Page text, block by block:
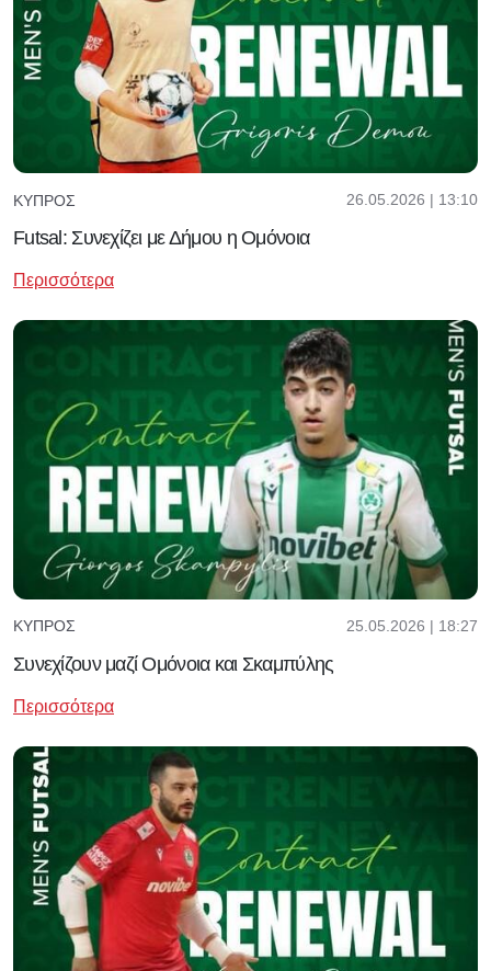
ΚΎΠΡΟΣ 26.05.2026 | 13:10
Futsal: Συνεχίζει με Δήμου η Ομόνοια
Περισσότερα
ΚΎΠΡΟΣ 25.05.2026 | 18:27
Συνεχίζουν μαζί Ομόνοια και Σκαμπύλης
Περισσότερα